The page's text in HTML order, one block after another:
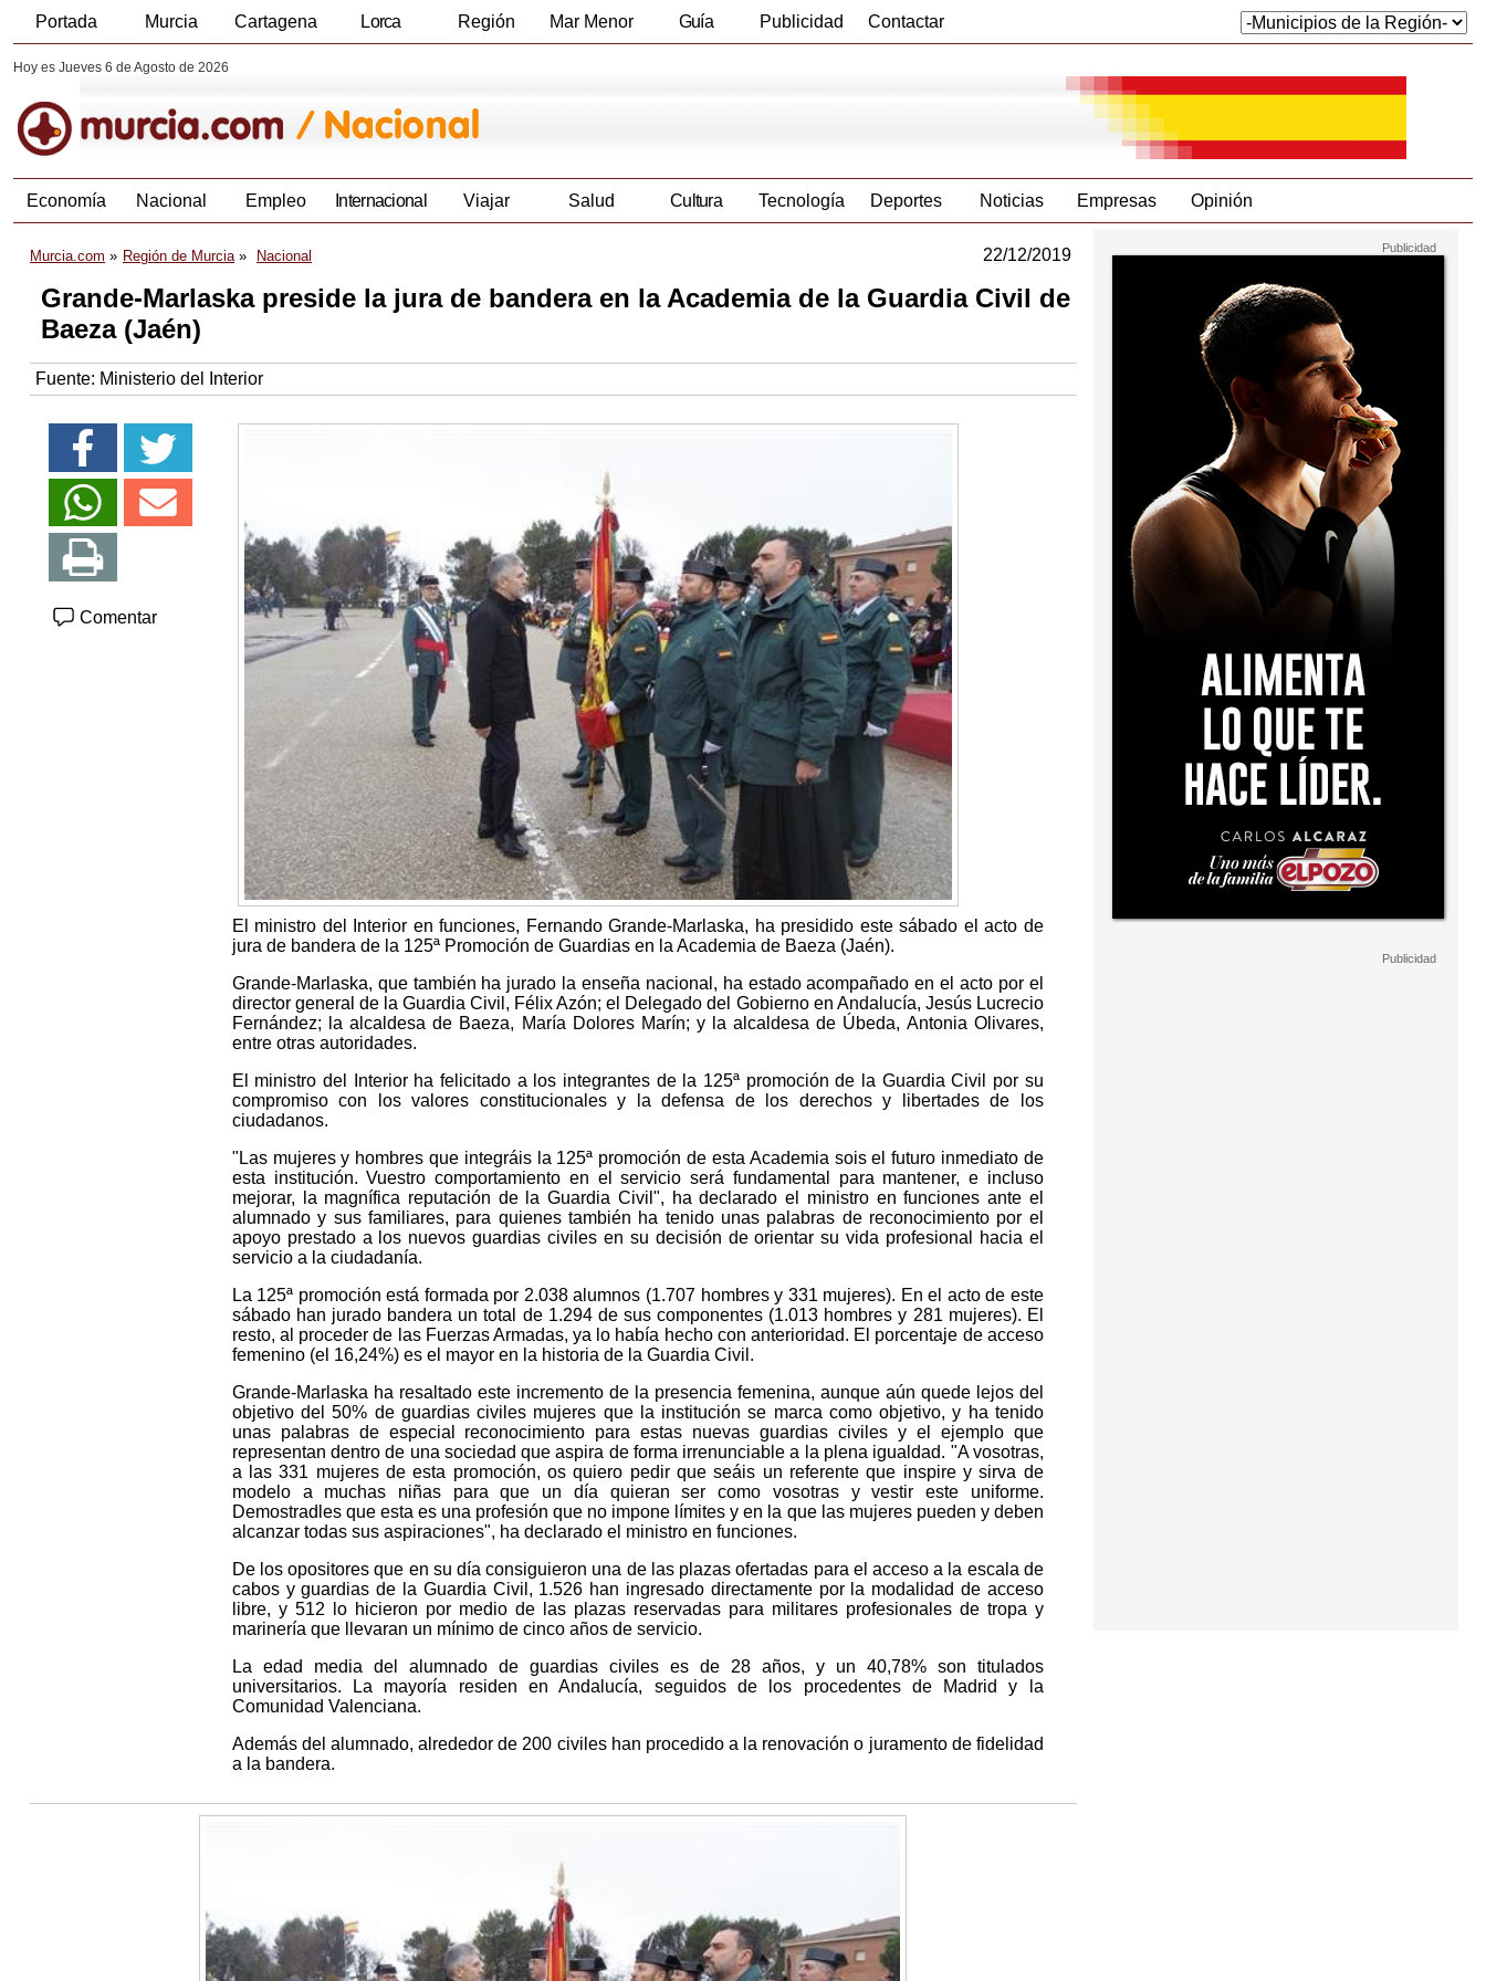
Portada Murcia Cartagena Lorca Región Mar Menor Guía Publicidad Contactar
Hoy es Jueves 6 de Agosto de 2026
Economía Nacional Empleo Internacional Viajar Salud Cultura Tecnología Deportes Noticias Empresas Opinión
Murcia.com Región de Murcia Nacional 22/12/2019
Grande-Marlaska preside la jura de bandera en la Academia de la Guardia Civil de
Baeza (Jaén)
Fuente: Ministerio del Interior
Comentar
El ministro del Interior en funciones, Fernando Grande-Marlaska, ha presidido este sábado el acto de
jura de bandera de la 125ª Promoción de Guardias en la Academia de Baeza (Jaén).
Grande-Marlaska, que también ha jurado la enseña nacional, ha estado acompañado en el acto por el
director general de la Guardia Civil, Félix Azón; el Delegado del Gobierno en Andalucía, Jesús Lucrecio
Fernández; la alcaldesa de Baeza, María Dolores Marín; y la alcaldesa de Úbeda, Antonia Olivares,
entre otras autoridades.
El ministro del Interior ha felicitado a los integrantes de la 125ª promoción de la Guardia Civil por su
compromiso con los valores constitucionales y la defensa de los derechos y libertades de los
ciudadanos.
"Las mujeres y hombres que integráis la 125ª promoción de esta Academia sois el futuro inmediato de
esta institución. Vuestro comportamiento en el servicio será fundamental para mantener, e incluso
mejorar, la magnífica reputación de la Guardia Civil", ha declarado el ministro en funciones ante el
alumnado y sus familiares, para quienes también ha tenido unas palabras de reconocimiento por el
apoyo prestado a los nuevos guardias civiles en su decisión de orientar su vida profesional hacia el
servicio a la ciudadanía.
La 125ª promoción está formada por 2.038 alumnos (1.707 hombres y 331 mujeres). En el acto de este
sábado han jurado bandera un total de 1.294 de sus componentes (1.013 hombres y 281 mujeres). El
resto, al proceder de las Fuerzas Armadas, ya lo había hecho con anterioridad. El porcentaje de acceso
femenino (el 16,24%) es el mayor en la historia de la Guardia Civil.
Grande-Marlaska ha resaltado este incremento de la presencia femenina, aunque aún quede lejos del
objetivo del 50% de guardias civiles mujeres que la institución se marca como objetivo, y ha tenido
unas palabras de especial reconocimiento para estas nuevas guardias civiles y el ejemplo que
representan dentro de una sociedad que aspira de forma irrenunciable a la plena igualdad. "A vosotras,
a las 331 mujeres de esta promoción, os quiero pedir que seáis un referente que inspire y sirva de
modelo a muchas niñas para que un día quieran ser como vosotras y vestir este uniforme.
Demostradles que esta es una profesión que no impone límites y en la que las mujeres pueden y deben
alcanzar todas sus aspiraciones", ha declarado el ministro en funciones.
De los opositores que en su día consiguieron una de las plazas ofertadas para el acceso a la escala de
cabos y guardias de la Guardia Civil, 1.526 han ingresado directamente por la modalidad de acceso
libre, y 512 lo hicieron por medio de las plazas reservadas para militares profesionales de tropa y
marinería que llevaran un mínimo de cinco años de servicio.
La edad media del alumnado de guardias civiles es de 28 años, y un 40,78% son titulados
universitarios. La mayoría residen en Andalucía, seguidos de los procedentes de Madrid y la
Comunidad Valenciana.
Además del alumnado, alrededor de 200 civiles han procedido a la renovación o juramento de fidelidad
a la bandera.